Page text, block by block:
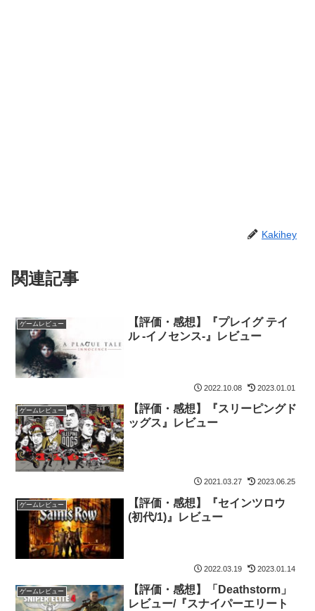
Kakihey
関連記事
ゲームレビュー
【評価・感想】『プレイグ テイ
ル -イノセンス-』レビュー
2022.10.08 2023.01.01
ゲームレビュー
【評価・感想】『スリーピングド
ッグス』レビュー
2021.03.27 2023.06.25
ゲームレビュー
【評価・感想】『セインツロウ
(初代/1)』レビュー
2022.03.19 2023.01.14
ゲームレビュー
【評価・感想】「Deathstorm」
レビュー/『スナイパーエリート